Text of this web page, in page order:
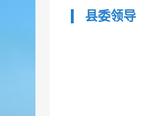
县委领导